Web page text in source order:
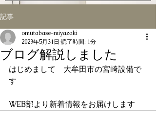
記事
ブログ解説しました
omutabase-miyazaki
2023年5月31日 読了時間: 1分
はじめまして　大牟田市の宮﨑設備で
す
WEB部より新着情報をお届けします